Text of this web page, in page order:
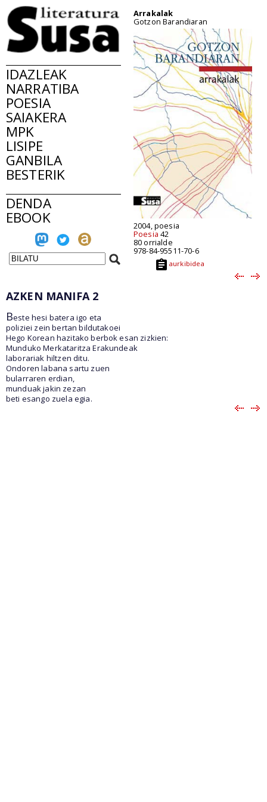
IDAZLEAK
NARRATIBA
POESIA
SAIAKERA
MPK
LISIPE
GANBILA
BESTERIK
DENDA
EBOOK
Arrakalak
Gotzon Barandiaran
2004, poesia
Poesia 42
80 orrialde
978-84-95511-70-6
aurkibidea
AZKEN MANIFA 2
Beste hesi batera igo eta
poliziei zein bertan bildutakoei
Hego Korean hazitako berbok esan zizkien:
Munduko Merkataritza Erakundeak
laborariak hiltzen ditu.
Ondoren labana sartu zuen
bularraren erdian,
munduak jakin zezan
beti esango zuela egia.